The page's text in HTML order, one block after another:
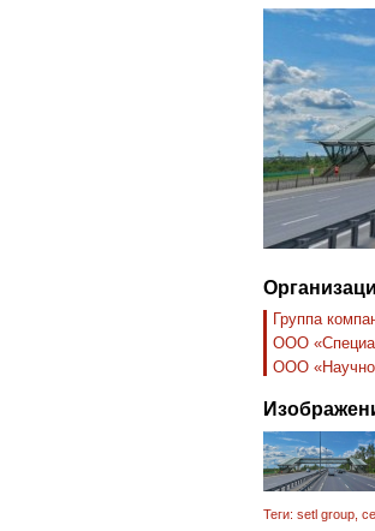
Группа
ООО
ООО «Научно-
Теги: setl group